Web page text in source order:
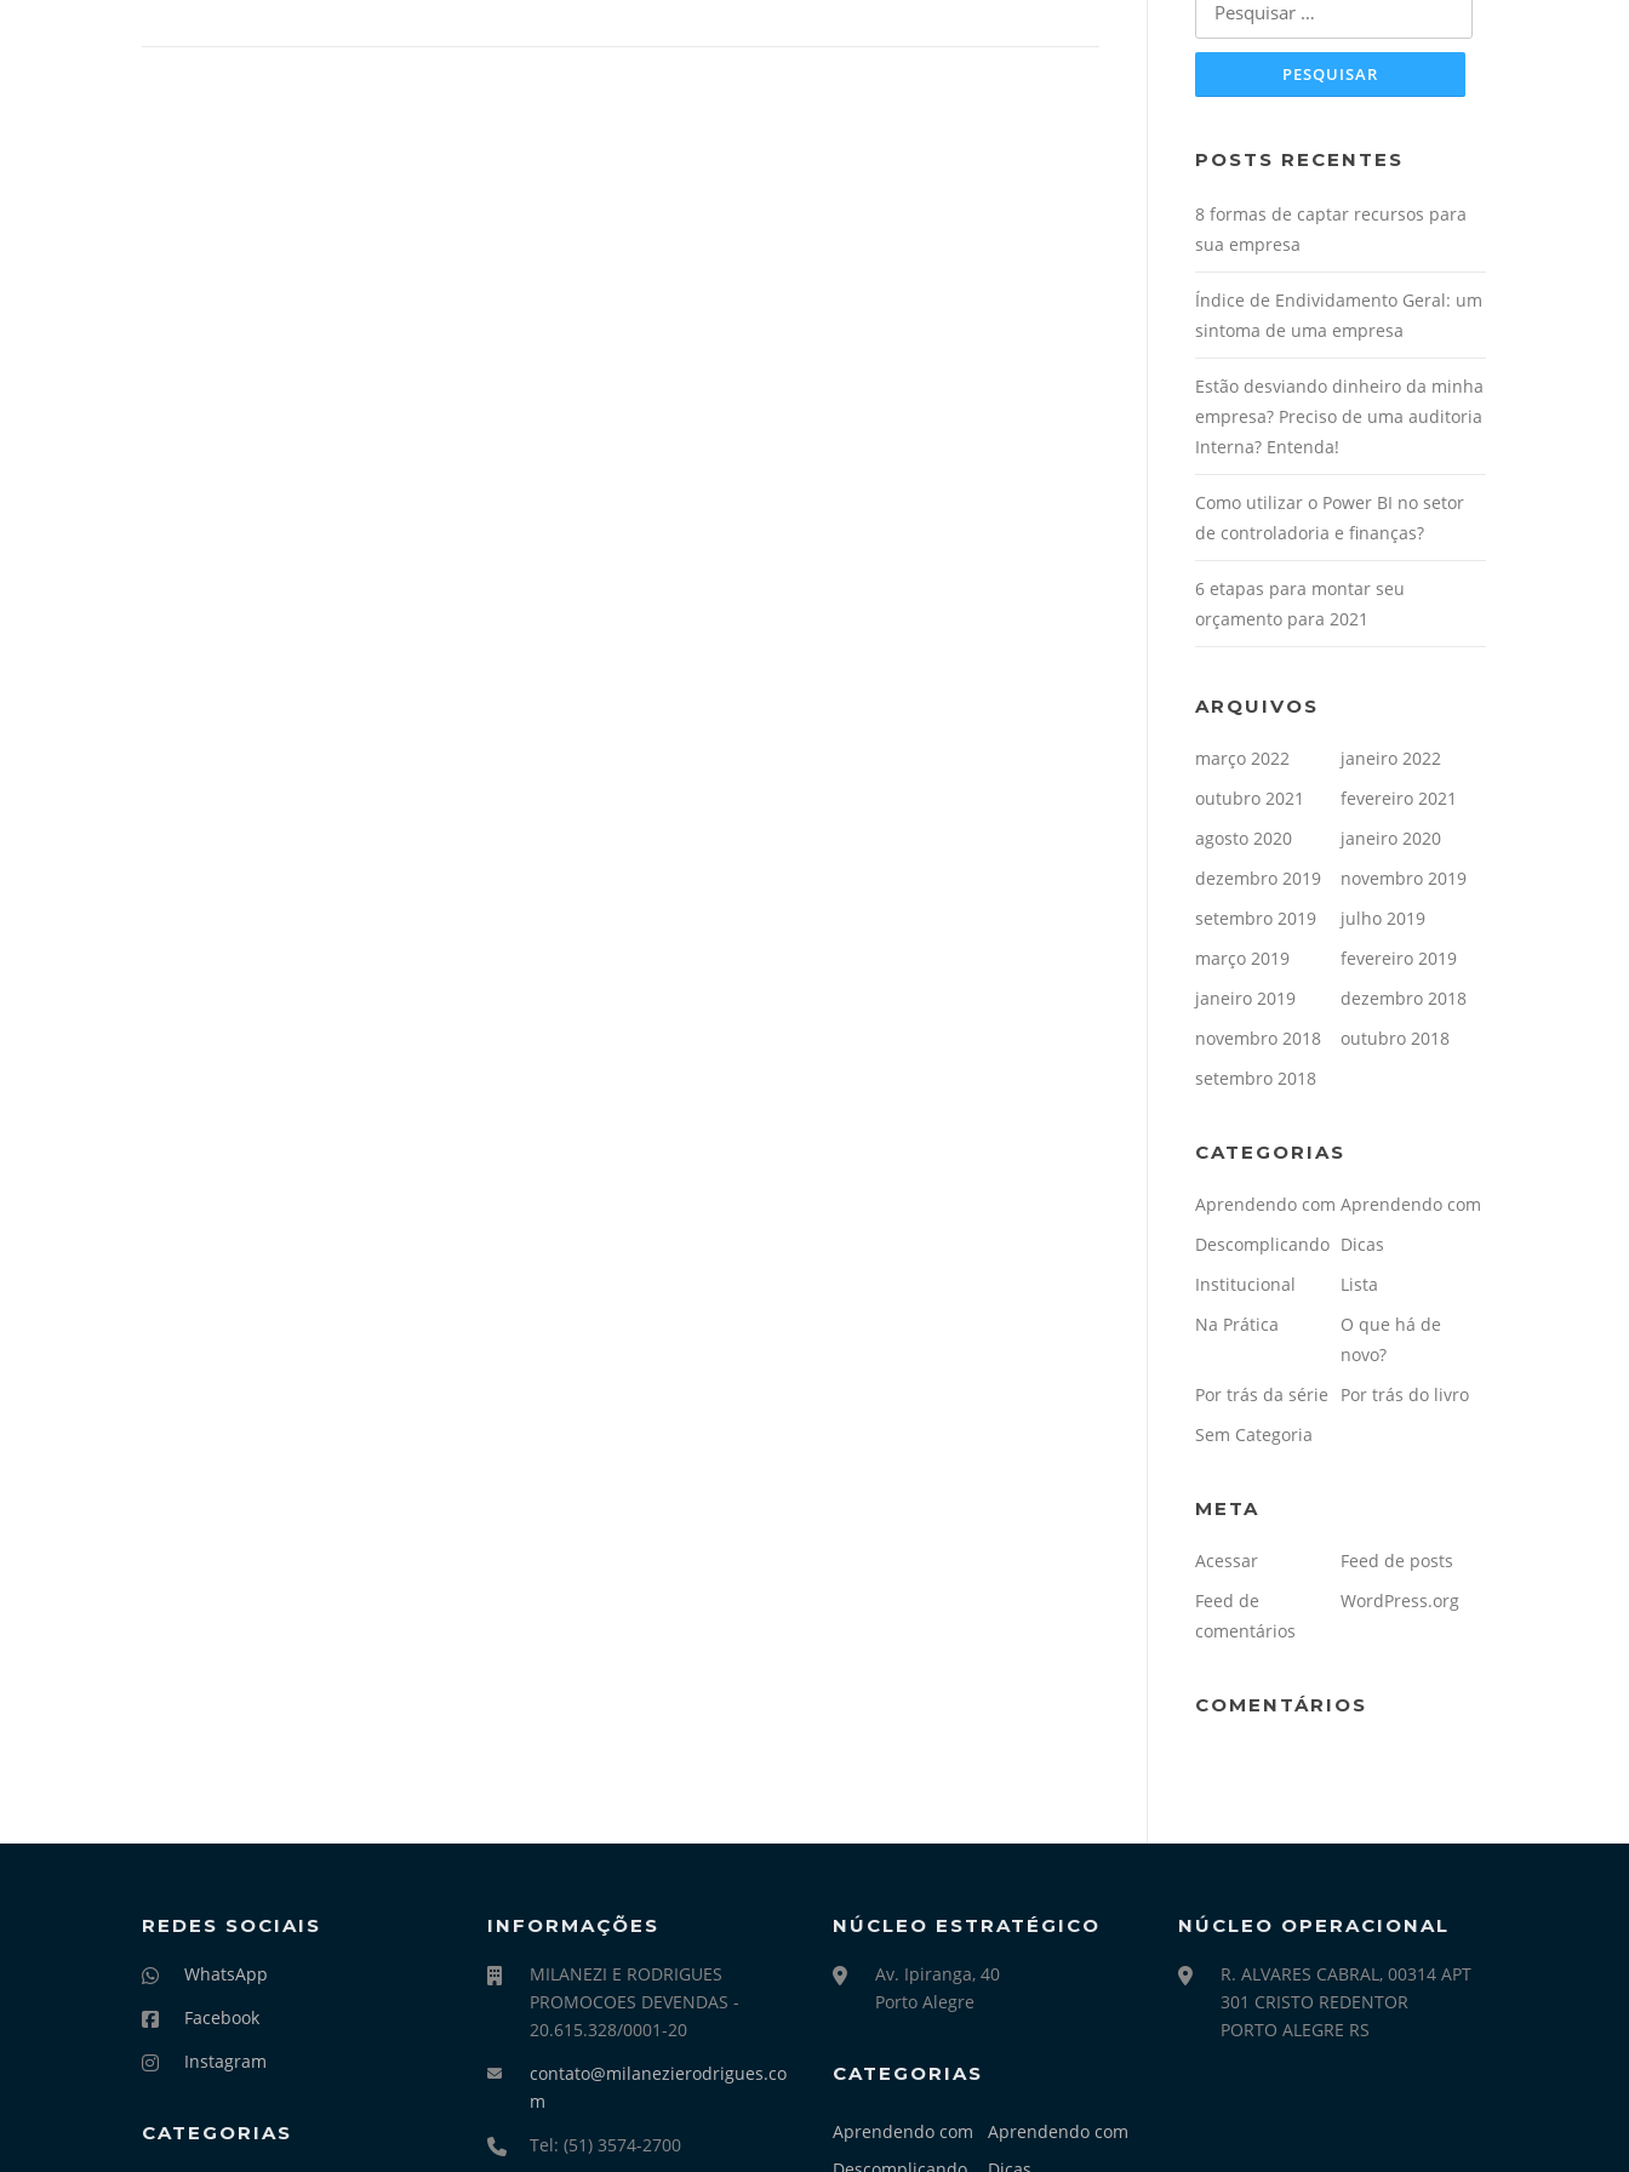
POSTS RECENTES
8 formas de captar recursos para
sua empresa
Índice de Endividamento Geral: um
sintoma de uma empresa
Estão desviando dinheiro da minha
empresa? Preciso de uma auditoria
Interna? Entenda!
Como utilizar o Power BI no setor
de controladoria e finanças?
6 etapas para montar seu
orçamento para 2021
ARQUIVOS
março 2022
janeiro 2022
outubro 2021
fevereiro 2021
agosto 2020
janeiro 2020
dezembro 2019
novembro 2019
setembro 2019
julho 2019
março 2019
fevereiro 2019
janeiro 2019
dezembro 2018
novembro 2018
outubro 2018
setembro 2018
CATEGORIAS
Aprendendo com Aprendendo com
Descomplicando Dicas
Institucional
Lista
Na Prática
O que há de
novo?
Por trás da série
Por trás do livro
Sem Categoria
META
Acessar
Feed de posts
Feed de
comentários
WordPress.org
COMENTÁRIOS
REDES SOCIAIS
WhatsApp
Facebook
Instagram
CATEGORIAS
INFORMAÇÕES
MILANEZI E RODRIGUES
PROMOCOES DEVENDAS -
20.615.328/0001-20
contato@milanezierodrigues.co
m
Tel: (51) 3574-2700
NÚCLEO ESTRATÉGICO
Av. Ipiranga, 40
Porto Alegre
CATEGORIAS
Aprendendo com
Aprendendo com
NÚCLEO OPERACIONAL
R. ALVARES CABRAL, 00314 APT
301 CRISTO REDENTOR
PORTO ALEGRE RS